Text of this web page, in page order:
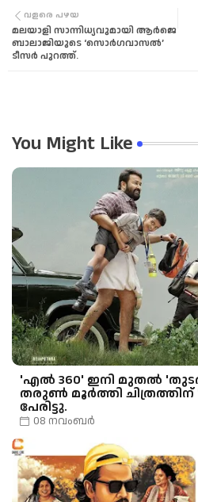
tter
വളരെ പഴയ
മലയാളി സാന്നിധ്യവുമായി ആര്‍ജെ
ബാലാജിയുടെ ‘സൊർഗവാസൽ’
ടീസർ പുറത്ത്.
You Might Like
'എൽ 360' ഇനി മുതൽ
തരുൺ മൂർത്തി
പേരിട്ടു.
08 നവംബർ